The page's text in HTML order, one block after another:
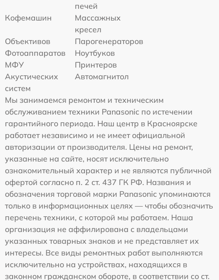
печей
Кофемашин
Массажных
кресел
Объективов
Парогенераторов
Фотоаппаратов
Ноутбуков
МФУ
Принтеров
Акустических
систем
Автомагнитол
Мы занимаемся ремонтом и техническим
обслуживанием техники Panasonic по истечении
гарантийного периода. Наш центр в Красноярске
работает независимо и не имеет официальной
авторизации от производителя. Цены на ремонт,
указанные на сайте, носят исключительно
ознакомительный характер и не являются публичной
офертой согласно п. 2 ст. 437 ГК РФ. Названия и
обозначения торговой марки Panasonic упоминаются
только в информационных целях — чтобы обозначить
перечень техники, с которой мы работаем. Наша
организация не аффилирована с владельцами
указанных товарных знаков и не представляет их
интересы. Все виды ремонтных работ выполняются
исключительно на устройствах, находящихся в
законном гражданском обороте, в соответствии со ст.